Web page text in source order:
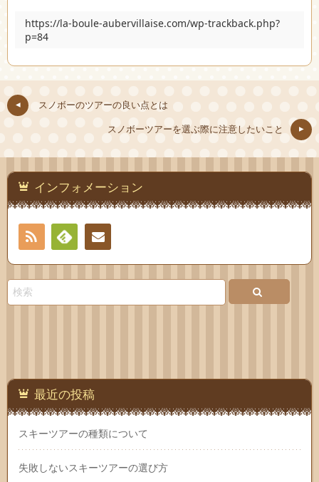
https://la-boule-aubervillaise.com/wp-trackback.php?
p=84
スノボーのツアーの良い点とは
スノボーツアーを選ぶ際に注意したいこと
インフォメーション
RSS
Feedlyお問
最近の投稿
スキーツアーの種類について
失敗しないスキーツアーの選び方